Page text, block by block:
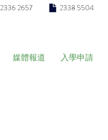
2336 2657 2338 5504
媒體報道 入學申請